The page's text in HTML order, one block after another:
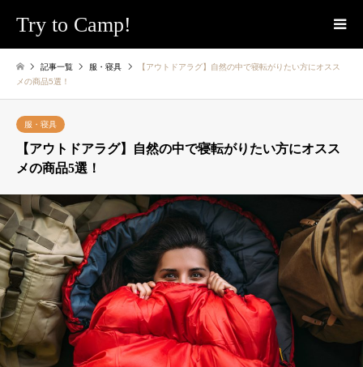
Try to Camp!
記事一覧 服・寝具
【アウトドアラグ】自然の中で寝転がりたい方にオスス
メの商品5選！
服・寝具
【アウトドアラグ】自然の中で寝転がりたい方にオスス
メの商品5選！